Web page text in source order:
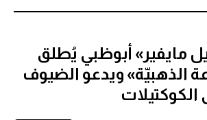
مايفير» أبوظبي يُطلق
الذهبيّة» ويدعو الضيوف